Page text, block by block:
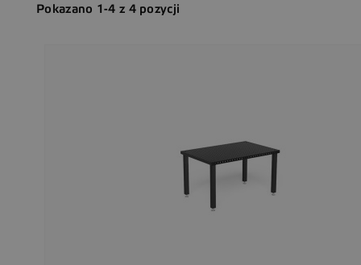
Pokazano 1-4 z 4 pozycji